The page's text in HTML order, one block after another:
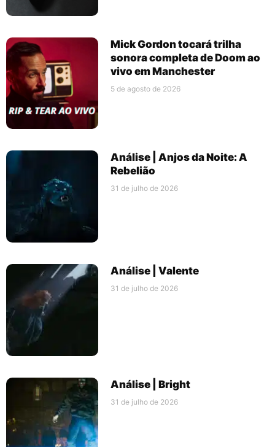
Mick Gordon tocará trilha
sonora completa de Doom ao
vivo em Manchester
5 de agosto de 2026
Análise | Anjos da Noite: A
Rebelião
31 de julho de 2026
Análise | Valente
31 de julho de 2026
Análise | Bright
31 de julho de 2026